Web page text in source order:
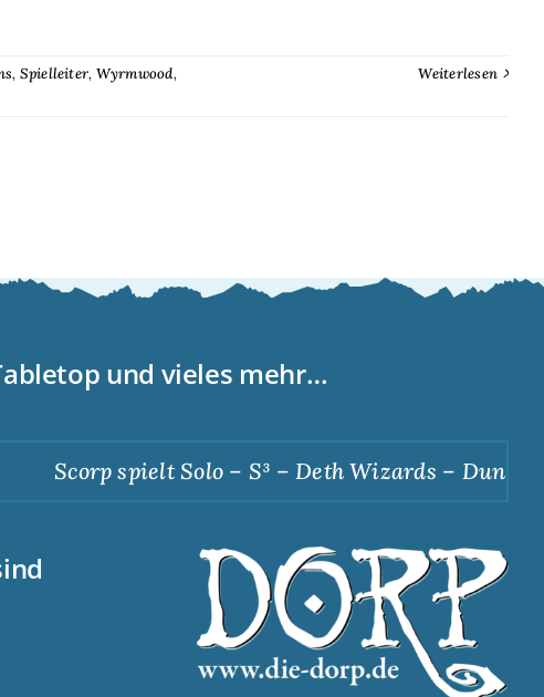
, Spielleiter, Wyrmwood,
Weiterlesen
und vieles mehr…
Scorp spielt Solo – S³ – Deth Wizards – Dunkle